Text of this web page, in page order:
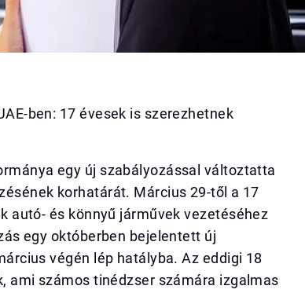
ben: 17 évesek is szerezhetnek
egy új szabályozással változtatta
korhatárát. Március 29-től a 17
autó- és könnyű járművek vezetéséhez
egy októberben bejelentett új
végén lép hatályba. Az eddigi 18
ami számos tinédzser számára izgalmas